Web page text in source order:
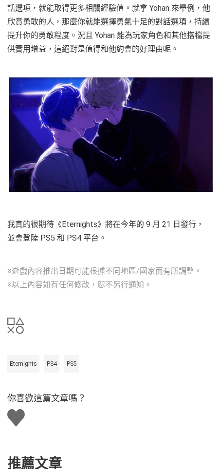
話選項，就能取得更多相關經驗值。就拿 Yohan 來舉例，他
欣賞勇敢的人，那麼你就能選擇勇氣十足的對話選項，持續
提升你的勇敢程度。況且 Yohan 能為玩家角色和其他搭檔提
供實用增益，這絕對是值得和他約會的好理由呢。
我真的很期待《Eternights》將在今年的 9 月 21 日發行，
並會登陸 PS5 和 PS4 平台。
※遊戲內容推出日期可能根據不同地區/國家而有所調整。
※以上內容如有任何修改，恕不另行通知。
Eternights PS4 PS5
你喜歡這篇文章嗎？
讚
推薦文章